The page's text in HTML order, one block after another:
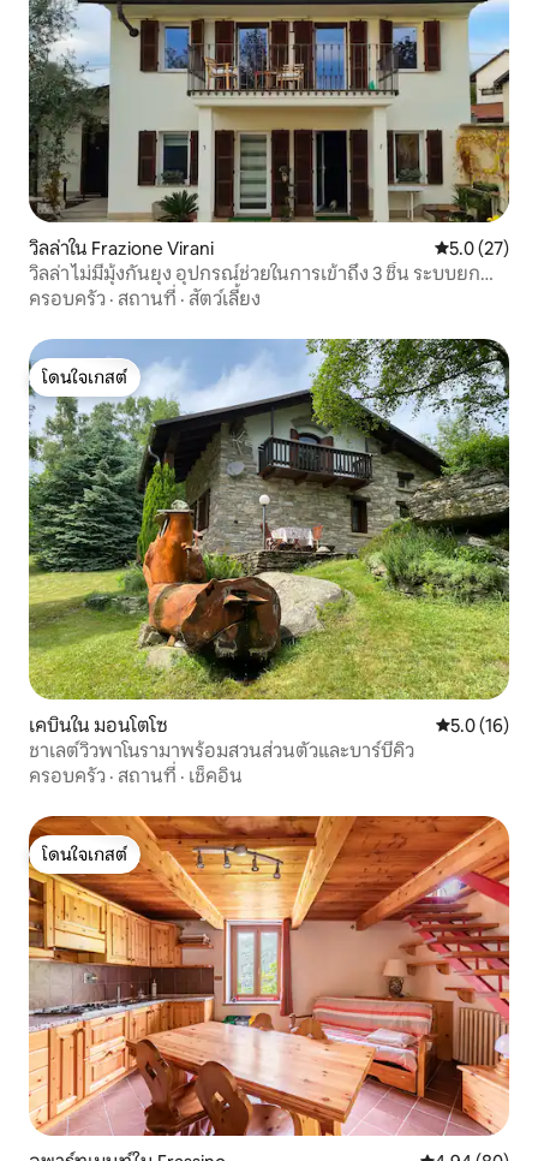
วิลล่าใน Frazione Virani คะแนนเฉลี่ย
5.0 (27)
วิลล่า ไม่มีมุ้งกันยุง อุปกรณ์ช่วยในการเข้าถึง 3 ชิ้น ระบบยก
แบบแอร์ลิฟท์ 3 ตัว
ครอบครัว · สถานที่ · สัตว์เลี้ยง
โดนใจเกสต์
โดนใจเกสต์
เคบินใน มอนโตโซ คะแนนเฉลี่ย
5.0 (16)
ชาเลต์วิวพาโนรามาพร้อมสวนส่วนตัวและบาร์บีคิว
ครอบครัว · สถานที่ · เช็คอิน
โดนใจเกสต์
โดนใจเกสต์